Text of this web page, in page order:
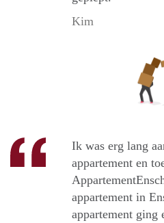
Kim
Ik was erg lang
appartement en
appartement in
appartement ging